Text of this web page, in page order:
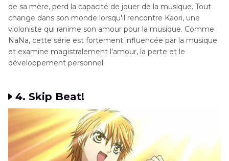
de sa mère, perd la capacité de jouer de la musique. Tout
change dans son monde lorsqu'il rencontre Kaori, une
violoniste qui ranime son amour pour la musique. Comme
NaNa, cette série est fortement influencée par la musique
et examine magistralement l'amour, la perte et le
développement personnel.
4. Skip Beat!